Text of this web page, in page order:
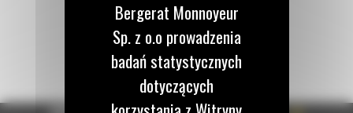
Bergerat Monnoyeur
Sp. z o.o prowadzenia
badań statystycznych
dotyczących